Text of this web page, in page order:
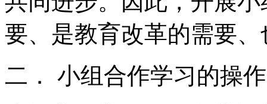
要、是教育改革的需要
二． 小组合作学习的操